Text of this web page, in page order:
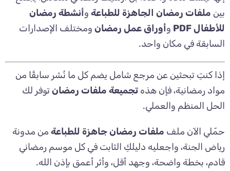
بين ملفات رمضان الجاهزة للطباعةوأنشطة رمضان
للأطفال PDF
وأوراق عمل رمضانومختلف الإصدارات
السابقة في مكان واحد.
إذا كنتِ تبحثين عن مرجع شامل يضم كل ما نُشر سابقًا من
مواد رمضانية، فإن هذه تجميعة ملفات رمضانتوفر لك
الحل المنظم والعملي.
حمّلي الآن ملف ملفات رمضان جاهزة للطباعةمن مدونة
رياض الجنة، واجعليه دليلكِ الثابت في كل موسم رمضاني
قادم، بخطة واضحة، وجهد أقل، وأثر أعمق بإذن الله.